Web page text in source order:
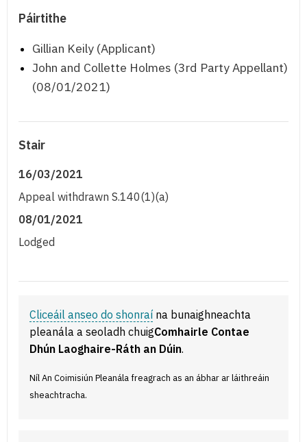
Páirtithe
Gillian Keily (Applicant)
John and Collette Holmes (3rd Party Appellant)
(08/01/2021)
Stair
16/03/2021
Appeal withdrawn S.140(1)(a)
08/01/2021
Lodged
Cliceáil anseo do shonraí na bunaighneachta
pleanála a seoladh chuigComhairle Contae
Dhún Laoghaire-Ráth an Dúin.
Níl An Coimisiún Pleanála freagrach as an ábhar ar láithreáin
sheachtracha.